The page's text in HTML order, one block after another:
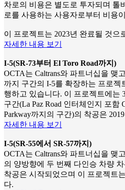
차로의 비용은 별도로 투자되며 톨
로를 사용하는 사용자로부터 비용
이 프로젝트는 2023년 완료될 것으
자세한 내용 보기
I-5(SR-73부터 El Toro Road까지)
OCTA는 Caltrans와 파트너십을 맺
까지 구간의 I-5를 확장하는 프로젝
행하고 있습니다. 이 프로젝트에는
구간(La Paz Road 인터체인지 포함
Parkway까지의 구간)의 착공은
자세한 내용 보기
I-5(SR-55에서 SR-57까지)
OCTA는 Caltrans와 파트너십을 맺
의 양방향에 두 번째 다인승 차량
착공은 시작되었으며 이 프로젝트
다.